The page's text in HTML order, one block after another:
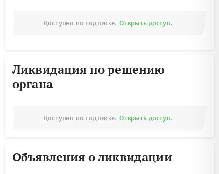
Доступно по подписке. Открыть доступ.
Ликвидация по решению
органа
Доступно по подписке. Открыть доступ.
Объявления о ликвидации